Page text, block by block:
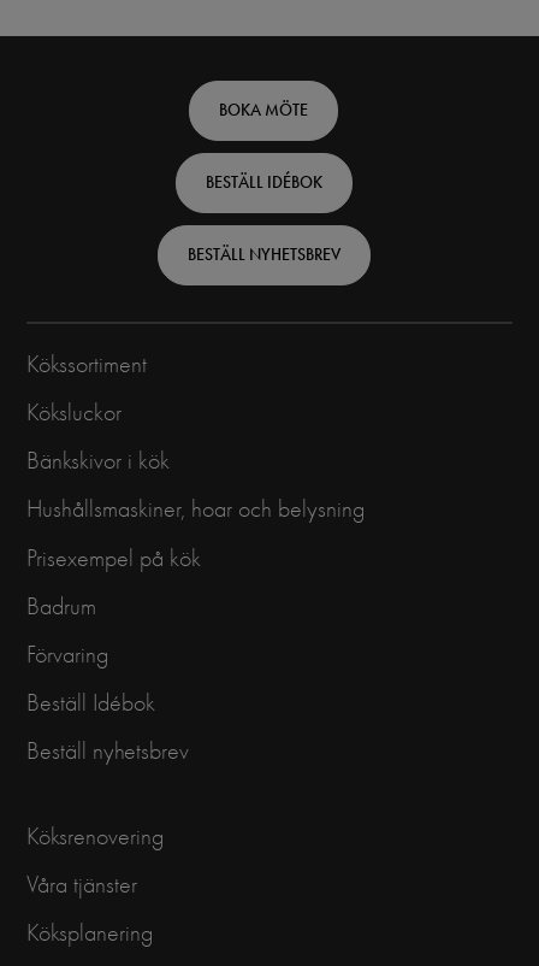
Swedish
BOKA MÖTE
BESTÄLL IDÉBOK
BESTÄLL NYHETSBREV
Kökssortiment
Köksluckor
Bänkskivor i kök
Hushållsmaskiner, hoar och belysning
Prisexempel på kök
Badrum
Förvaring
Beställ Idébok
Beställ nyhetsbrev
Köksrenovering
Våra tjänster
Köksplanering